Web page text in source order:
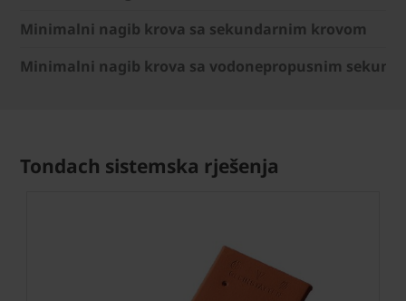
Minimalni nagib krova sa sekundarnim krovom
Minimalni nagib krova sa vodonepropusnim
Tondach sistemska rješenja